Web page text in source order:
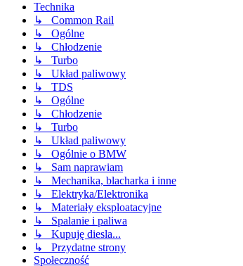
Technika
↳ Common Rail
↳ Ogólne
↳ Chłodzenie
↳ Turbo
↳ Układ paliwowy
↳ TDS
↳ Ogólne
↳ Chłodzenie
↳ Turbo
↳ Układ paliwowy
↳ Ogólnie o BMW
↳ Sam naprawiam
↳ Mechanika, blacharka i inne
↳ Elektryka/Elektronika
↳ Materiały eksploatacyjne
↳ Spalanie i paliwa
↳ Kupuję diesla...
↳ Przydatne strony
Społeczność